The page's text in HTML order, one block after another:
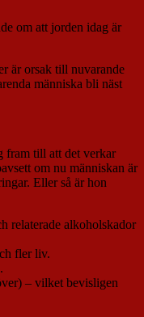
om att jorden idag är
är orsak till nuvarande
människa bli näst
fram till att det verkar
om nu människan är
Eller så är hon
relaterade alkoholskador
fler liv.
– vilket bevisligen